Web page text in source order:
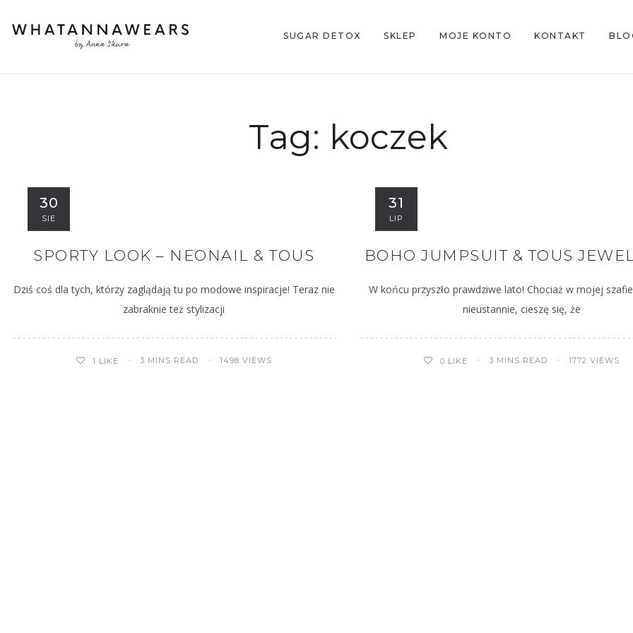
SUGAR DETOX SKLEP MOJE KONTO KONTAKT
Tag: koczek
30
SIE
SPORTY LOOK – NEONAIL & TOUS
Dziś coś dla tych, którzy zaglądają tu po modowe inspiracje! Teraz nie
zabraknie też stylizacji
1 LIKE 3 MINS READ 1498 VIEWS
31
LIP
BOHO JUMPSUIT & TOUS
W końcu przyszło prawdziwe lato! Chociaż w mojej
nieustannie, cieszę się, że
0 LIKE 3 MINS READ 1772 VIEWS